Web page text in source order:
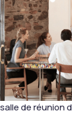
de réunion